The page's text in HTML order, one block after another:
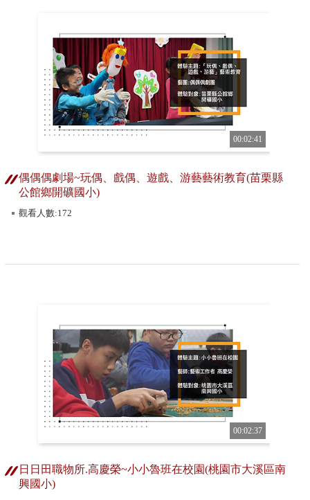
00:02:41
偶偶偶劇場~玩偶、戲偶、遊戲、游藝藝術教育(苗栗縣
公館鄉開礦國小)
觀看人數:172
00:02:37
日日田職物所.高慶榮~小小魯班在校園(桃園市大溪區南
興國小)